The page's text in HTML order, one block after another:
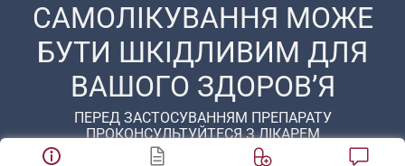
САМОЛІКУВАННЯ МОЖЕ
БУТИ ШКІДЛИВИМ ДЛЯ
ВАШОГО ЗДОРОВ’Я
ПЕРЕД ЗАСТОСУВАННЯМ ПРЕПАРАТУ
ПРОКОНСУЛЬТУЙТЕСЯ З ЛІКАРЕМ
© 2020 - 2026 Аптека D.S. Усі права захищені